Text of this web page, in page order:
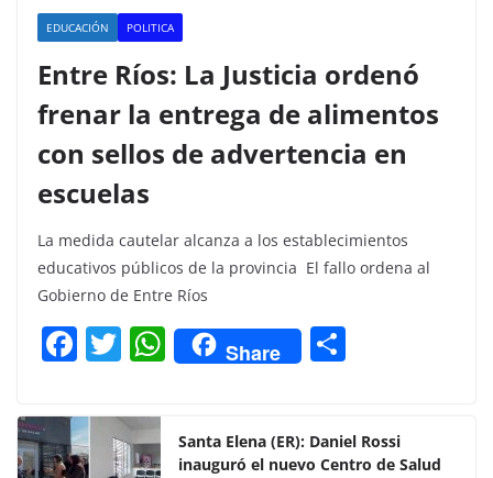
EDUCACIÓN POLITICA
Entre Ríos: La Justicia ordenó
frenar la entrega de alimentos
con sellos de advertencia en
escuelas
La medida cautelar alcanza a los establecimientos
educativos públicos de la provincia El fallo ordena al
Gobierno de Entre Ríos
F
c
e
T
itt
er
W
h
s
Share
p
Santa Elena (ER): Daniel Rossi
inauguró el nuevo Centro de Salud